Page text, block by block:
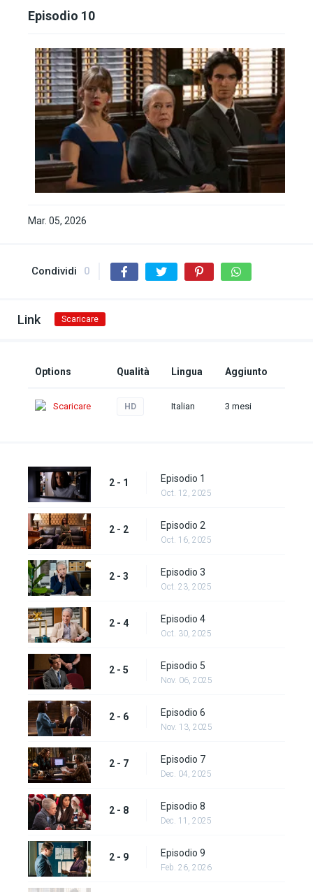
Episodio 10
Mar. 05, 2026
Condividi 0
Link Scaricare
Options Qualità Lingua Aggiunto
Scaricare HD Italian 3 mesi
2 - 1 Episodio 1
Oct. 12, 2025
2 - 2 Episodio 2
Oct. 16, 2025
2 - 3 Episodio 3
Oct. 23, 2025
2 - 4 Episodio 4
Oct. 30, 2025
2 - 5 Episodio 5
Nov. 06, 2025
2 - 6 Episodio 6
Nov. 13, 2025
2 - 7 Episodio 7
Dec. 04, 2025
2 - 8 Episodio 8
Dec. 11, 2025
2 - 9 Episodio 9
Feb. 26, 2026